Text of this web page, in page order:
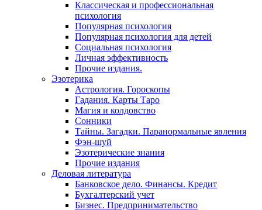
Классическая и профессиональная
психология
Популярная психология
Популярная психология для детей
Социальная психология
Личная эффективность
Прочие издания.
Эзотерика
Астрология. Гороскопы
Гадания. Карты Таро
Магия и колдовство
Сонники
Тайны. Загадки. Паранормальные явления
Фэн-шуй
Эзотерические знания
Прочие издания
Деловая литература
Банковское дело. Финансы. Кредит
Бухгалтерский учет
Бизнес. Предпринимательство